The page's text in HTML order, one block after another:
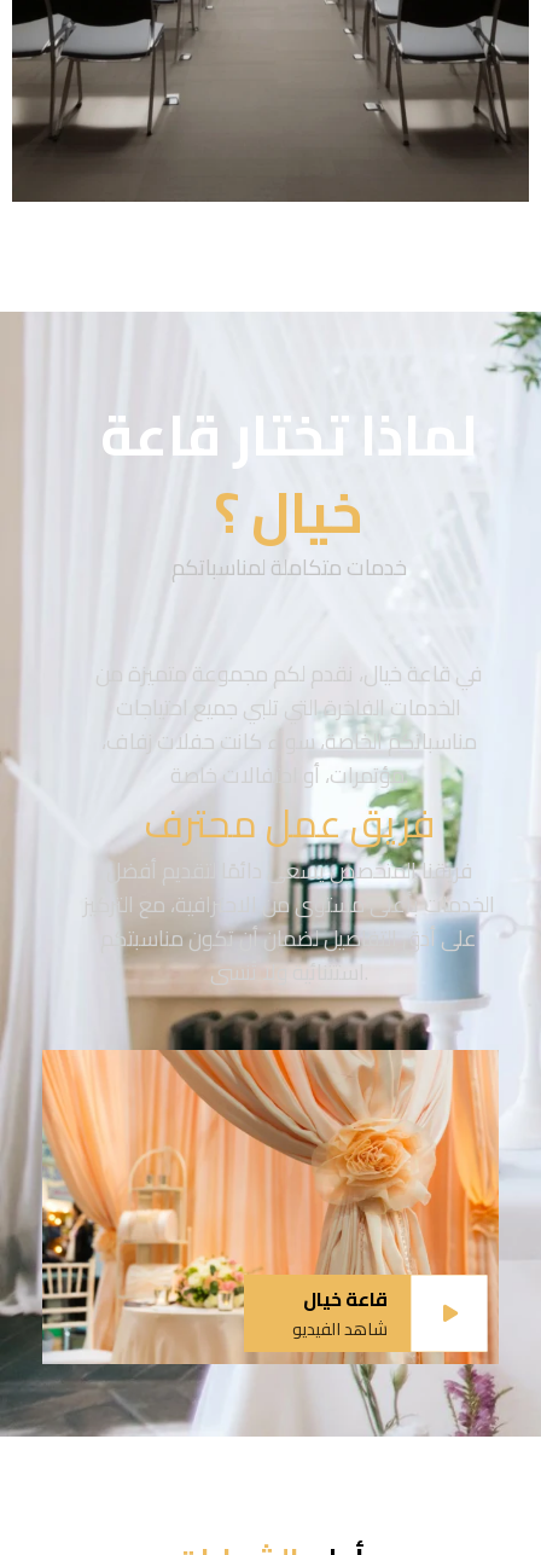
لماذا تختار قاعة
خيال ؟
خدمات متكاملة لمناسباتكم
في قاعة خيال، نقدم لكم مجموعة متميزة من
الخدمات الفاخرة التي تلبي جميع احتياجات
مناسباتكم الخاصة، سواء كانت حفلات زفاف،
مؤتمرات، أو احتفالات خاصة.
فريق عمل محترف
فريقنا المتخصص يسعى دائمًا لتقديم أفضل
الخدمات بأعلى مستوى من الاحترافية، مع التركيز
على أدق التفاصيل لضمان أن تكون مناسبتكم
استثنائية ولا تُنسى.
قاعة خيال
شاهد الفيديو